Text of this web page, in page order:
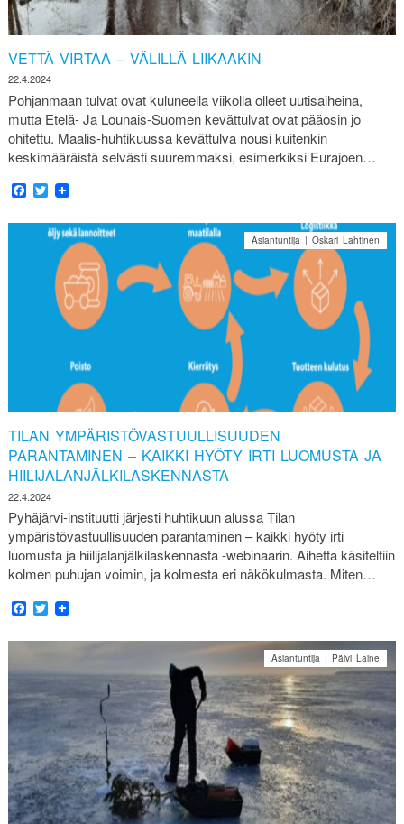
VETTÄ VIRTAA – VÄLILLÄ LIIKAAKIN
22.4.2024
Pohjanmaan tulvat ovat kuluneella viikolla olleet uutisaiheina,
mutta Etelä- Ja Lounais-Suomen kevättulvat ovat pääosin jo
ohitettu. Maalis-huhtikuussa kevättulva nousi kuitenkin
keskimääräistä selvästi suuremmaksi, esimerkiksi Eurajoen…
Facebook
Twitter
TILAN YMPÄRISTÖVASTUULLISUUDEN
PARANTAMINEN – KAIKKI HYÖTY IRTI LUOMUSTA JA
HIILIJALANJÄLKILASKENNASTA
22.4.2024
Asiantuntija | Oskari Lahtinen
Pyhäjärvi-instituutti järjesti huhtikuun alussa Tilan
ympäristövastuullisuuden parantaminen – kaikki hyöty irti
luomusta ja hiilijalanjälkilaskennasta -webinaarin. Aihetta käsiteltiin
kolmen puhujan voimin, ja kolmesta eri näkökulmasta. Miten…
Facebook
Twitter
Asiantuntija | Päivi Laine